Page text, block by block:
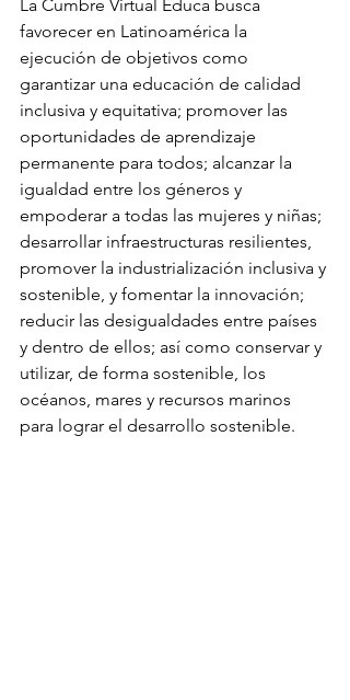
La Cumbre Virtual Educa busca
favorecer en Latinoamérica la
ejecución de objetivos como
garantizar una educación de calidad
inclusiva y equitativa; promover las
oportunidades de aprendizaje
permanente para todos; alcanzar la
igualdad entre los géneros y
empoderar a todas las mujeres y niñas;
desarrollar infraestructuras resilientes,
promover la industrialización inclusiva y
sostenible, y fomentar la innovación;
reducir las desigualdades entre países
y dentro de ellos; así como conservar y
utilizar, de forma sostenible, los
océanos, mares y recursos marinos
para lograr el desarrollo sostenible.